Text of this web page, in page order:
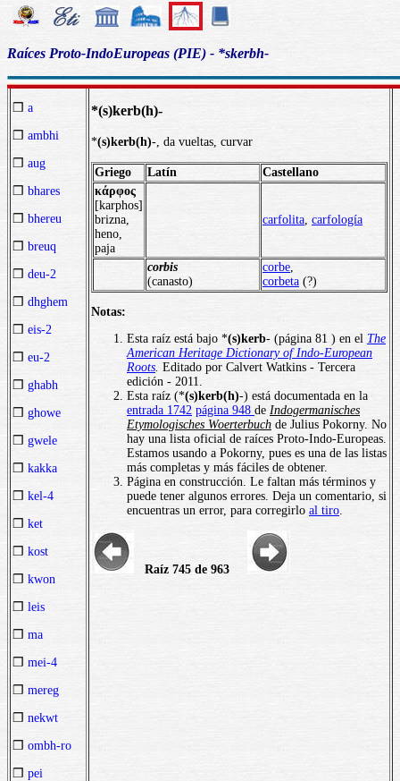
Raíces Proto-IndoEuropeas (PIE) - *skerbh-
❒ a
❒ ambhi
❒ aug
❒ bhares
❒ bhereu
❒ breuq
❒ deu-2
❒ dhghem
❒ eis-2
❒ eu-2
❒ ghabh
❒ ghowe
❒ gwele
❒ kakka
❒ kel-4
❒ ket
❒ kost
❒ kwon
❒ leis
❒ ma
❒ mei-4
❒ mereg
❒ nekwt
❒ ombh-ro
❒ pei
*(s)kerb(h)-
*(s)kerb(h)-, da vueltas, curvar
Griego Latín
Castellano
κάρφος
[karphos]
brizna,
heno,
paja
carfolita carfología
corbis
(canasto)
corbe
corbeta (?)
Notas:
Esta raíz está bajo *(s)kerb- (página 81 ) en el The
American Heritage Dictionary of Indo-European
Roots Editado por Calvert Watkins - Tercera
edición - 2011.
Esta raíz (*(s)kerb(h)-) está documentada en la
entrada 1742 página 948 de Indogermanisches
Etymologisches Woerterbuch de Julius Pokorny. No
hay una lista oficial de raíces Proto-Indo-Europeas.
Estamos usando a Pokorny, pues es una de las listas
más completas y más fáciles de obtener.
Página en construcción. Le faltan más términos y
puede tener algunos errores. Deja un comentario, si
encuentras un error, para corregirlo al tiro
Raíz 745 de 963